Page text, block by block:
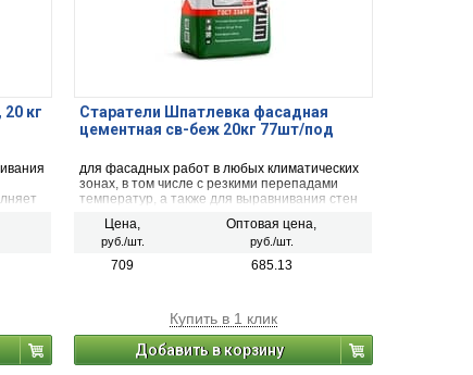
кг
Старатели Шпатлевка фасадная
цементная св-беж 20кг 77шт/под
для фасадных работ в любых климатических
зонах, в том числе с резкими перепадами
температур, а также для выравнивания стен
помещений, особенно влажных
и неотапливаемых.
Цена,
руб./шт.
Оптовая цена,
руб./шт.
709 685.13
Купить в 1 клик
Добавить в корзину